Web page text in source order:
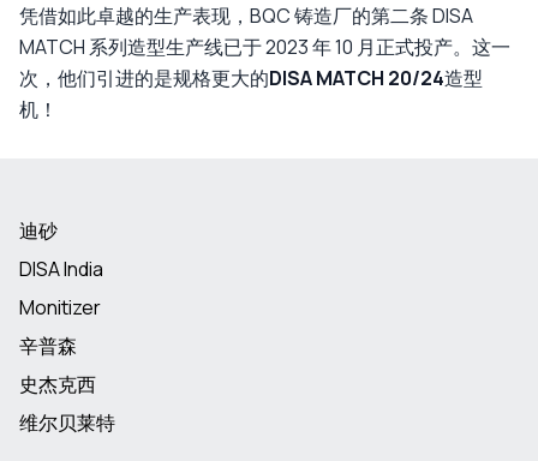
凭借如此卓越的生产表现，BQC 铸造厂的第二条 DISA
MATCH 系列造型生产线已于 2023 年 10 月正式投产。这一
次，他们引进的是规格更大的DISA MATCH 20/24造型
机！
迪砂
DISA India
Monitizer
辛普森
史杰克西
维尔贝莱特